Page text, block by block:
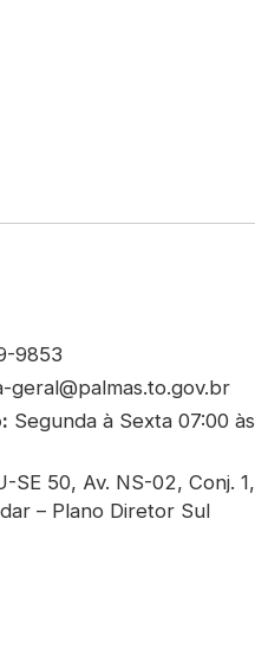
9853
geral@palmas.to.gov.br
Segunda à Sexta 07:00 às
SE 50, Av. NS-02, Conj. 1,
– Plano Diretor Sul